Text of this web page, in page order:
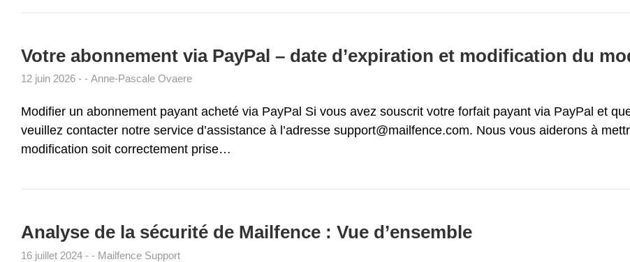
Votre abonnement via PayPal – date d’expiration et modification du
12 juin 2026 Anne-Pascale Ovaere
Modifier un abonnement payant acheté via PayPal Si vous avez souscrit votre forfait payant via PayPal et
veuillez contacter notre service d’assistance à l’adresse support@mailfence.com. Nous vous aiderons à
modification soit correctement prise…
Analyse de la sécurité de Mailfence : Vue d’ensemble
16 juillet 2024 Mailfence Support